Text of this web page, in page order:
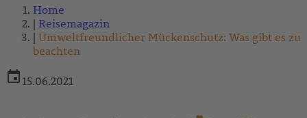
Home
Reisemagazin
Umweltfreundlicher Mückenschutz: Was gibt es zu
beachten
15.06.2021